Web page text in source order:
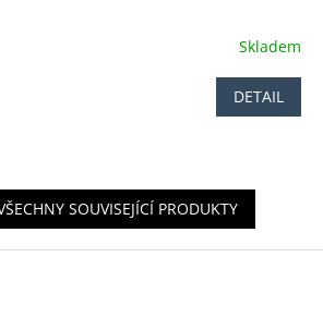
Skladem
DETAIL
SOUVISEJÍCÍ PRODUKTY